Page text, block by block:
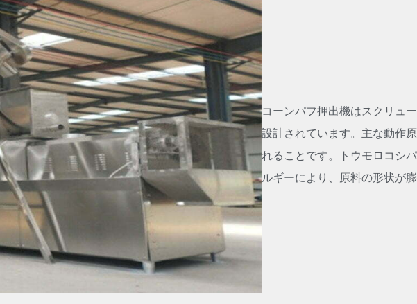
コーンパフ押出機はスクリュ
設計されています。主な動作
れることです。トウモロコシ
ルギーにより、原料の形状が膨